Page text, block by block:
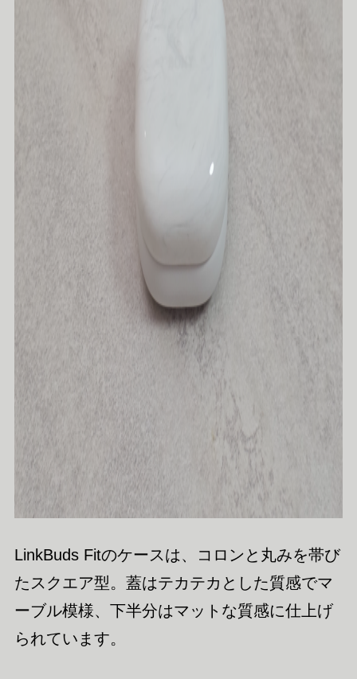
LinkBuds Fitのケースは、コロンと丸みを帯び
たスクエア型。蓋はテカテカとした質感でマ
ーブル模様、下半分はマットな質感に仕上げ
られています。